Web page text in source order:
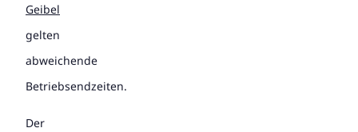
Geibel
gelten
abweichende
Betriebsendzeiten.
Der